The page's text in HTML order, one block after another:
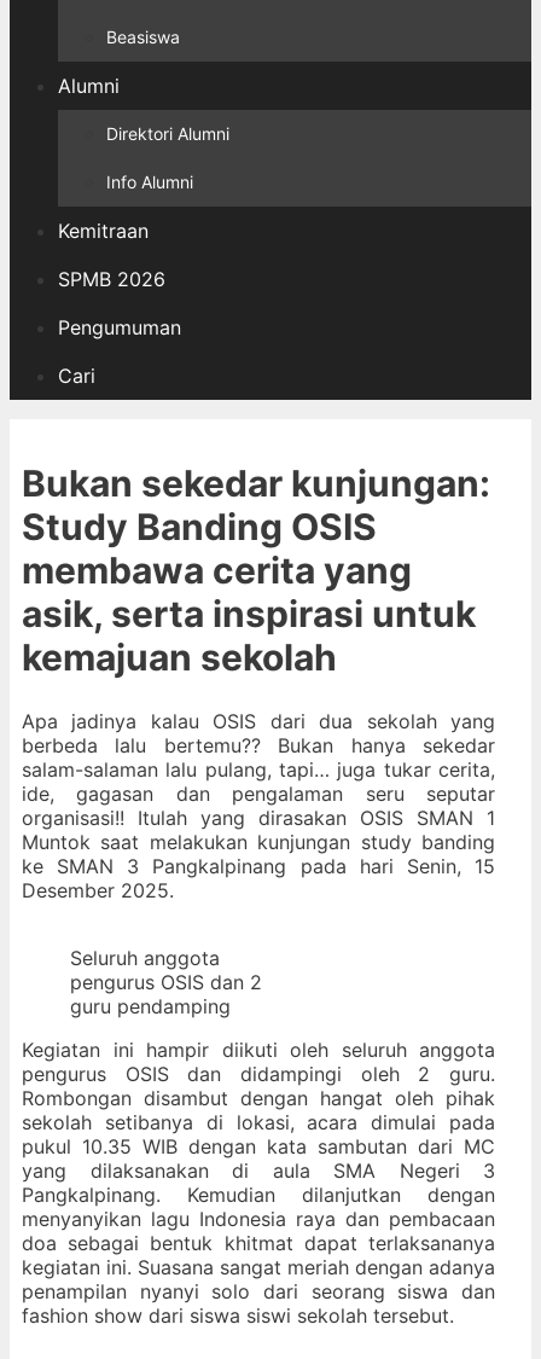
Beasiswa
Alumni
Direktori Alumni
Info Alumni
Kemitraan
SPMB 2026
Pengumuman
Cari
Bukan sekedar kunjungan:
Study Banding OSIS
membawa cerita yang
asik, serta inspirasi untuk
kemajuan sekolah
Apa jadinya kalau OSIS dari dua sekolah yang
berbeda lalu bertemu?? Bukan hanya sekedar
salam-salaman lalu pulang, tapi… juga tukar cerita,
ide, gagasan dan pengalaman seru seputar
organisasi!! Itulah yang dirasakan OSIS SMAN 1
Muntok saat melakukan kunjungan study banding
ke SMAN 3 Pangkalpinang pada hari Senin, 15
Desember 2025.
Seluruh anggota
pengurus OSIS dan 2
guru pendamping
Kegiatan ini hampir diikuti oleh seluruh anggota
pengurus OSIS dan didampingi oleh 2 guru.
Rombongan disambut dengan hangat oleh pihak
sekolah setibanya di lokasi, acara dimulai pada
pukul 10.35 WIB dengan kata sambutan dari MC
yang dilaksanakan di aula SMA Negeri 3
Pangkalpinang. Kemudian dilanjutkan dengan
menyanyikan lagu Indonesia raya dan pembacaan
doa sebagai bentuk khitmat dapat terlaksananya
kegiatan ini. Suasana sangat meriah dengan adanya
penampilan nyanyi solo dari seorang siswa dan
fashion show dari siswa siswi sekolah tersebut.